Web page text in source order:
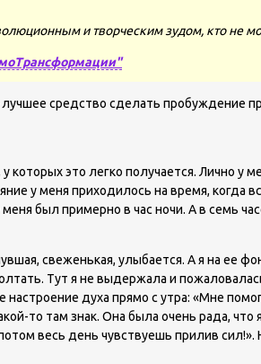
и творческим зудом, кто не
средство сделать пробуждение
это легко получается. Лично
у меня приходилось на время,
был примерно в час ночи. А в семь
свеженькая, улыбается. А я на ее
Тут я не выдержала и
настроение духа прямо с утра: «Мне
то там знак. Она была очень рада,
весь день чувствуешь прилив сил!».